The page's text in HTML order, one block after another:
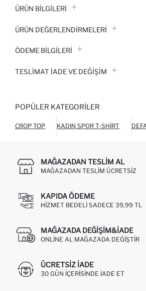
ÜRÜN BILGILERI
ÜRÜN DEĞERLENDİRMELERİ
ÖDEME BİLGİLERİ
TESLIMAT İADE VE DEĞIŞIM
POPÜLER KATEGORILER
CROP TOP KADIN SPOR T-SHIRT
MAĞAZADAN TESLIM AL
MAĞAZADAN TESLIM ÜCRETSIZ
KAPIDA ÖDEME
HIZMET BEDELI SADECE 39,99 TL
MAĞAZADA DEĞIŞIM&İADE
ONLINE AL MAĞAZADA DEĞIŞTIR
ÜCRETSIZ IADE
30 GÜN IÇERISINDE IADE ET